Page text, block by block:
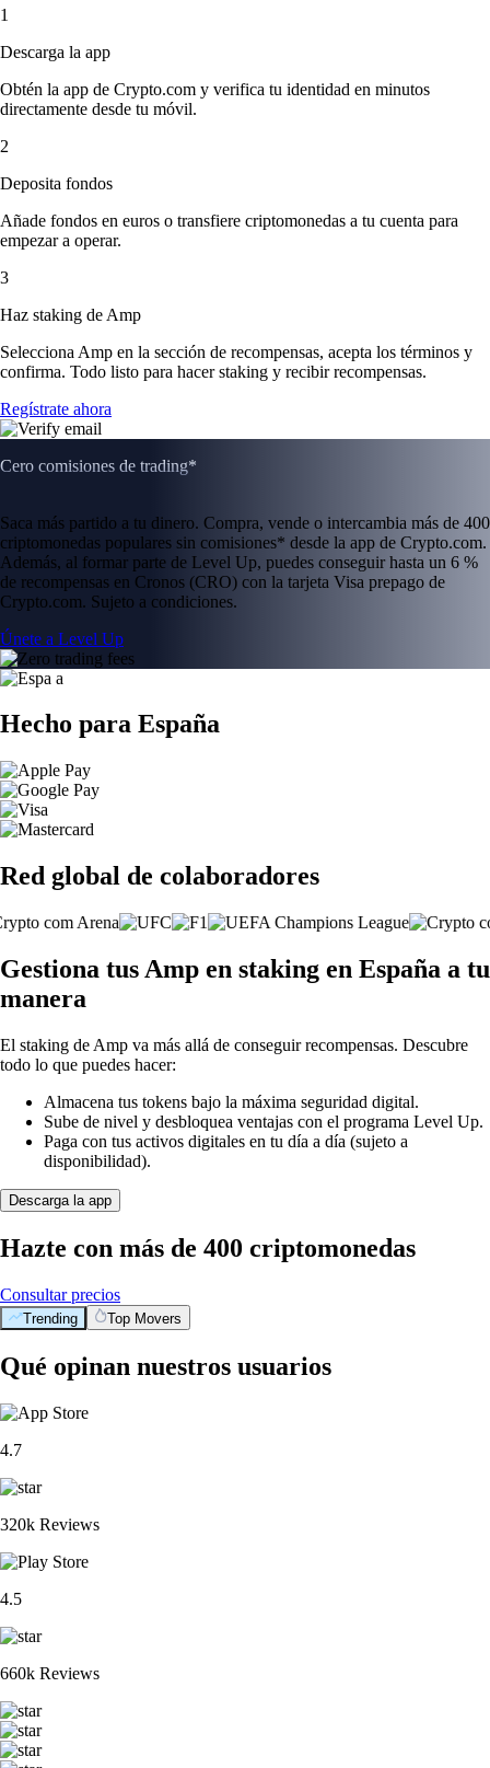
1
Descarga la app
Obtén la app de Crypto.com y verifica tu identidad en minutos
directamente desde tu móvil.
2
Deposita fondos
Añade fondos en euros o transfiere criptomonedas a tu cuenta para
empezar a operar.
3
Haz staking de Amp
Selecciona Amp en la sección de recompensas, acepta los términos y
confirma. Todo listo para hacer staking y recibir recompensas.
Regístrate ahora
Cero comisiones de trading*
Saca más partido a tu dinero. Compra, vende o intercambia más de 400
criptomonedas populares sin comisiones* desde la app de Crypto.com.
Además, al formar parte de Level Up, puedes conseguir hasta un 6 %
de recompensas en Cronos (CRO) con la tarjeta Visa prepago de
Crypto.com. Sujeto a condiciones.
Únete a Level Up
Hecho para España
Red global de colaboradores
Gestiona tus Amp en staking en España a tu
manera
El staking de Amp va más allá de conseguir recompensas. Descubre
todo lo que puedes hacer:
Almacena tus tokens bajo la máxima seguridad digital.
Sube de nivel y desbloquea ventajas con el programa Level Up.
Paga con tus activos digitales en tu día a día (sujeto a
disponibilidad).
Descarga la app
Hazte con más de 400 criptomonedas
Consultar precios
Trending Top Movers
Qué opinan nuestros usuarios
4.7
320k Reviews
4.5
660k Reviews